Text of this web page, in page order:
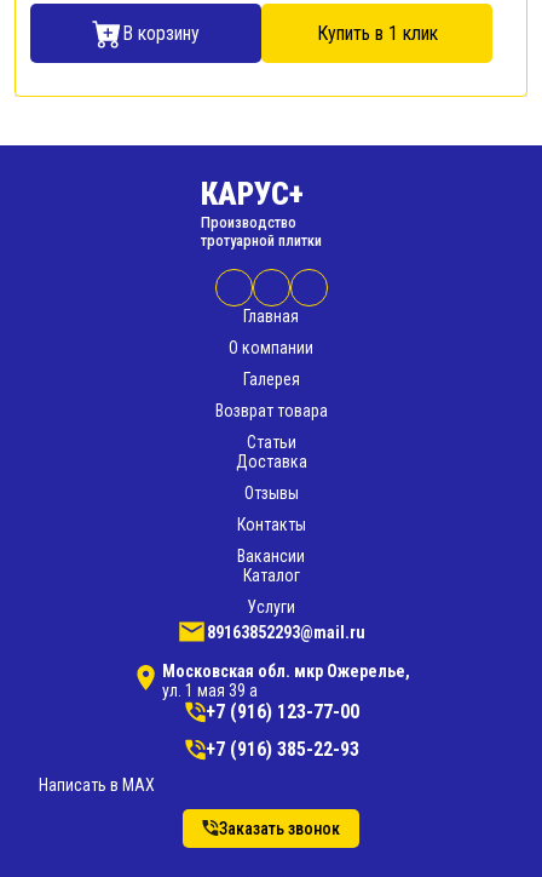
В корзину Купить в 1 клик
КАРУС+
Производство
тротуарной плитки
Главная
О компании
Галерея
Возврат товара
Статьи
Доставка
Отзывы
Контакты
Вакансии
Каталог
Услуги
89163852293@mail.ru
Московская обл. мкр Ожерелье,
ул. 1 мая 39 а
+7 (916) 123-77-00
+7 (916) 385-22-93
Написать в MAX
Заказать звонок